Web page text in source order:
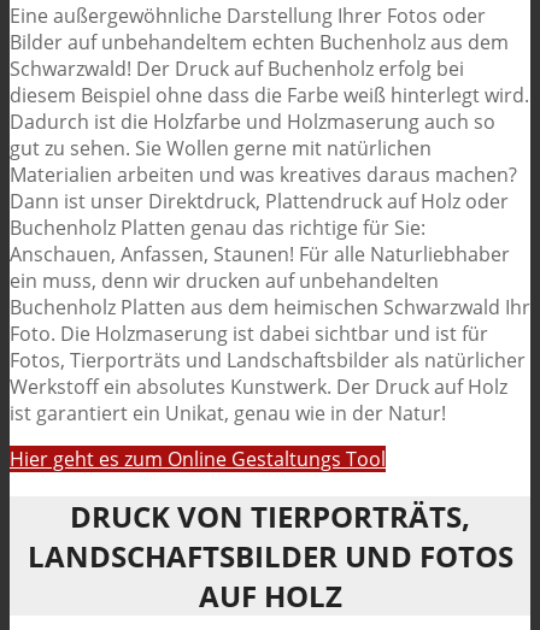
Eine außergewöhnliche Darstellung Ihrer Fotos oder
Bilder auf unbehandeltem echten Buchenholz aus dem
Schwarzwald! Der Druck auf Buchenholz erfolg bei
diesem Beispiel ohne dass die Farbe weiß hinterlegt wird.
Dadurch ist die Holzfarbe und Holzmaserung auch so
gut zu sehen. Sie Wollen gerne mit natürlichen
Materialien arbeiten und was kreatives daraus machen?
Dann ist unser Direktdruck, Plattendruck auf Holz oder
Buchenholz Platten genau das richtige für Sie:
Anschauen, Anfassen, Staunen! Für alle Naturliebhaber
ein muss, denn wir drucken auf unbehandelten
Buchenholz Platten aus dem heimischen Schwarzwald Ihr
Foto. Die Holzmaserung ist dabei sichtbar und ist für
Fotos, Tierporträts und Landschaftsbilder als natürlicher
Werkstoff ein absolutes Kunstwerk. Der Druck auf Holz
ist garantiert ein Unikat, genau wie in der Natur!
Hier geht es zum Online Gestaltungs Tool
DRUCK VON TIERPORTRÄTS,
LANDSCHAFTSBILDER UND FOTOS
AUF HOLZ